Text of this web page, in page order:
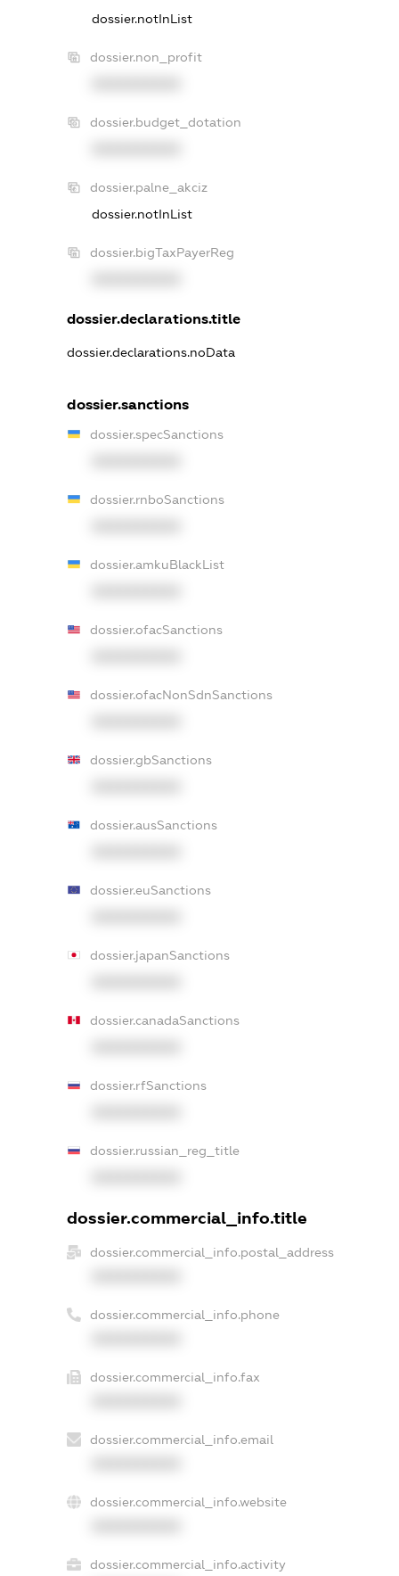
dossier.notInList
dossier.non_profit
dossier.budget_dotation
dossier.palne_akciz
dossier.notInList
dossier.bigTaxPayerReg
dossier.declarations.title
dossier.declarations.noData
dossier.sanctions
dossier.specSanctions
dossier.rnboSanctions
dossier.amkuBlackList
dossier.ofacSanctions
dossier.ofacNonSdnSanctions
dossier.gbSanctions
dossier.ausSanctions
dossier.euSanctions
dossier.japanSanctions
dossier.canadaSanctions
dossier.rfSanctions
dossier.russian_reg_title
dossier.commercial_info.title
dossier.commercial_info.postal_address
dossier.commercial_info.phone
dossier.commercial_info.fax
dossier.commercial_info.email
dossier.commercial_info.website
dossier.commercial_info.activity